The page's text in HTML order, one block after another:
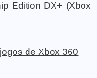
Edition DX+ (Xbox
de Xbox 360